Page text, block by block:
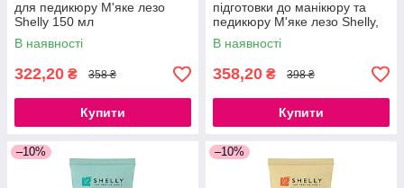
для педикюру М'яке лезо
Shelly 150 мл
В наявності
322,20 ₴ 358 ₴
Купити
підготовки до манікюру та
педикюру М'яке лезо Shelly,
500 мл
В наявності
358,20 ₴ 398 ₴
Купити
–10% –10%